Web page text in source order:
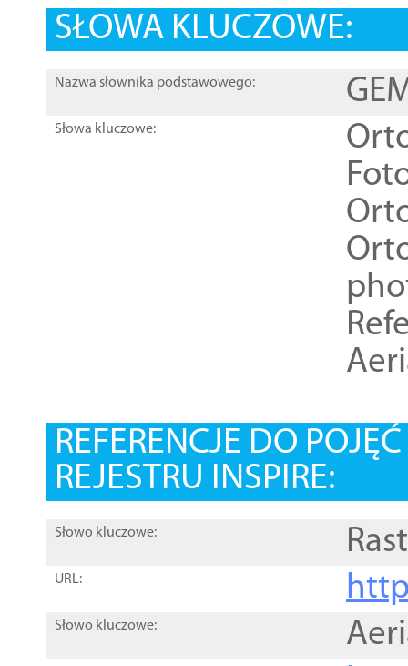
SŁOWA KLUCZOWE:
Nazwa słownika podstawowego:
Słowa kluczowe:
REFERENCJE DO
REJESTRU INSPIRE:
Słowo kluczowe:
URL:
Słowo kluczowe: